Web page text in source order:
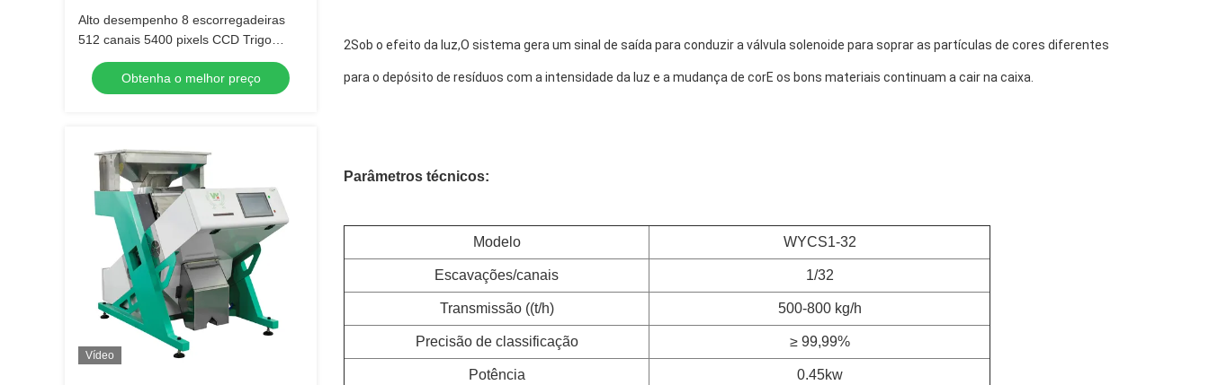
Alto desempenho 8 escorregadeiras
512 canais 5400 pixels CCD Trigo
Color Sorter para Arroz Sésamo Maçã
AmendoimObtenha o melhor preço
Vídeo
2Sob o efeito da luz,O sistema gera um sinal de saída para conduzir a válvula solenoide para soprar as partículas de cores diferentes
para o depósito de resíduos com a intensidade da luz e a mudança de corE os bons materiais continuam a cair na caixa.
Parâmetros técnicos:
Modelo WYCS1-32
Escavações/canais 1/32
Transmissão ((t/h) 500-800 kg/h
Precisão de classificação ≥ 99,99%
Potência 0.45kw